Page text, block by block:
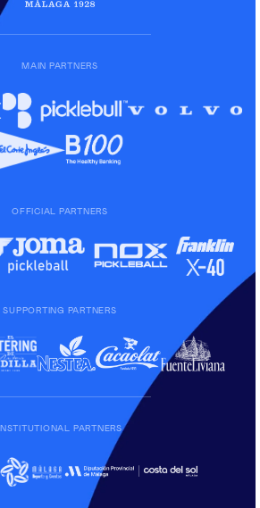
MAIN PARTNERS
OFFICIAL PARTNERS
SUPPORTING PARTNERS
INSTITUTIONAL PARTNERS